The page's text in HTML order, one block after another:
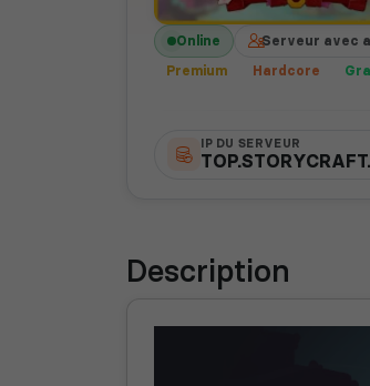
Online Serveur avec
Premium
Hardcore
IP DU SERVEUR
Description